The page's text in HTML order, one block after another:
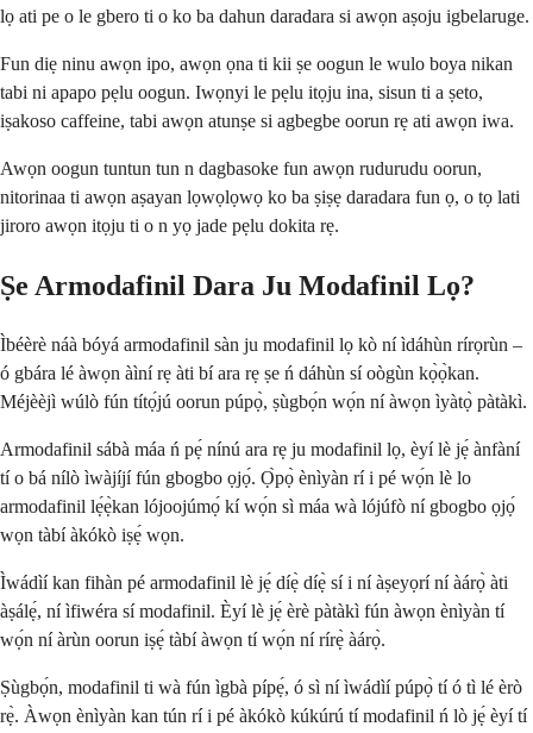
lọ ati pe o le gbero ti o ko ba dahun daradara si awọn aṣoju igbelaruge.
Fun diẹ ninu awọn ipo, awọn ọna ti kii ṣe oogun le wulo boya nikan
tabi ni apapo pẹlu oogun. Iwọnyi le pẹlu itọju ina, sisun ti a ṣeto,
iṣakoso caffeine, tabi awọn atunṣe si agbegbe oorun rẹ ati awọn iwa.
Awọn oogun tuntun tun n dagbasoke fun awọn rudurudu oorun,
nitorinaa ti awọn aṣayan lọwọlọwọ ko ba ṣiṣẹ daradara fun ọ, o tọ lati
jiroro awọn itọju ti o n yọ jade pẹlu dokita rẹ.
Ṣe Armodafinil Dara Ju Modafinil Lọ?
Ìbéèrè náà bóyá armodafinil sàn ju modafinil lọ kò ní ìdáhùn rírọrùn –
ó gbára lé àwọn àìní rẹ àti bí ara rẹ ṣe ń dáhùn sí oògùn kọ̀ọ̀kan.
Méjèèjì wúlò fún títọ́jú oorun púpọ̀, ṣùgbọ́n wọ́n ní àwọn ìyàtọ̀ pàtàkì.
Armodafinil sábà máa ń pẹ́ nínú ara rẹ ju modafinil lọ, èyí lè jẹ́ ànfàní
tí o bá nílò ìwàjíjí fún gbogbo ọjọ́. Ọ̀pọ̀ ènìyàn rí i pé wọ́n lè lo
armodafinil lẹ́ẹ̀kan lójoojúmọ́ kí wọ́n sì máa wà lójúfò ní gbogbo ọjọ́
wọn tàbí àkókò iṣẹ́ wọn.
Ìwádìí kan fihàn pé armodafinil lè jẹ́ díẹ̀ díẹ̀ sí i ní àṣeyọrí ní àárọ̀ àti
àṣálẹ́, ní ìfiwéra sí modafinil. Èyí lè jẹ́ èrè pàtàkì fún àwọn ènìyàn tí
wọ́n ní àrùn oorun iṣẹ́ tàbí àwọn tí wọ́n ní rírẹ̀ àárọ̀.
Ṣùgbọ́n, modafinil ti wà fún ìgbà pípẹ́, ó sì ní ìwádìí púpọ̀ tí ó tì lé èrò
rẹ̀. Àwọn ènìyàn kan tún rí i pé àkókò kúkúrú tí modafinil ń lò jẹ́ èyí tí